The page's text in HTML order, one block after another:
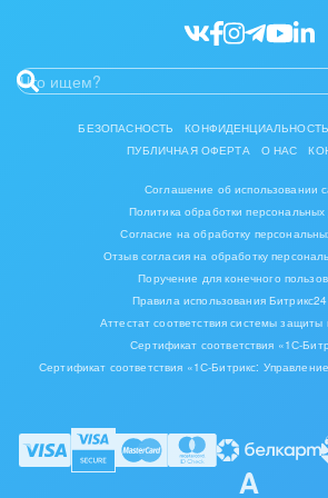
БЕЗОПАСНОСТЬ КОНФИДЕНЦИАЛЬНОСТЬ
ПУБЛИЧНАЯ ОФЕРТА
О НАС
Соглашение об использовании
Политика обработки
Согласие на обработку
Отзыв согласия на обработку
Поручение для конечного
Правила использования
Аттестат соответствия системы
Сертификат соответствия «1С-
Сертификат соответствия «1С-Битрикс: